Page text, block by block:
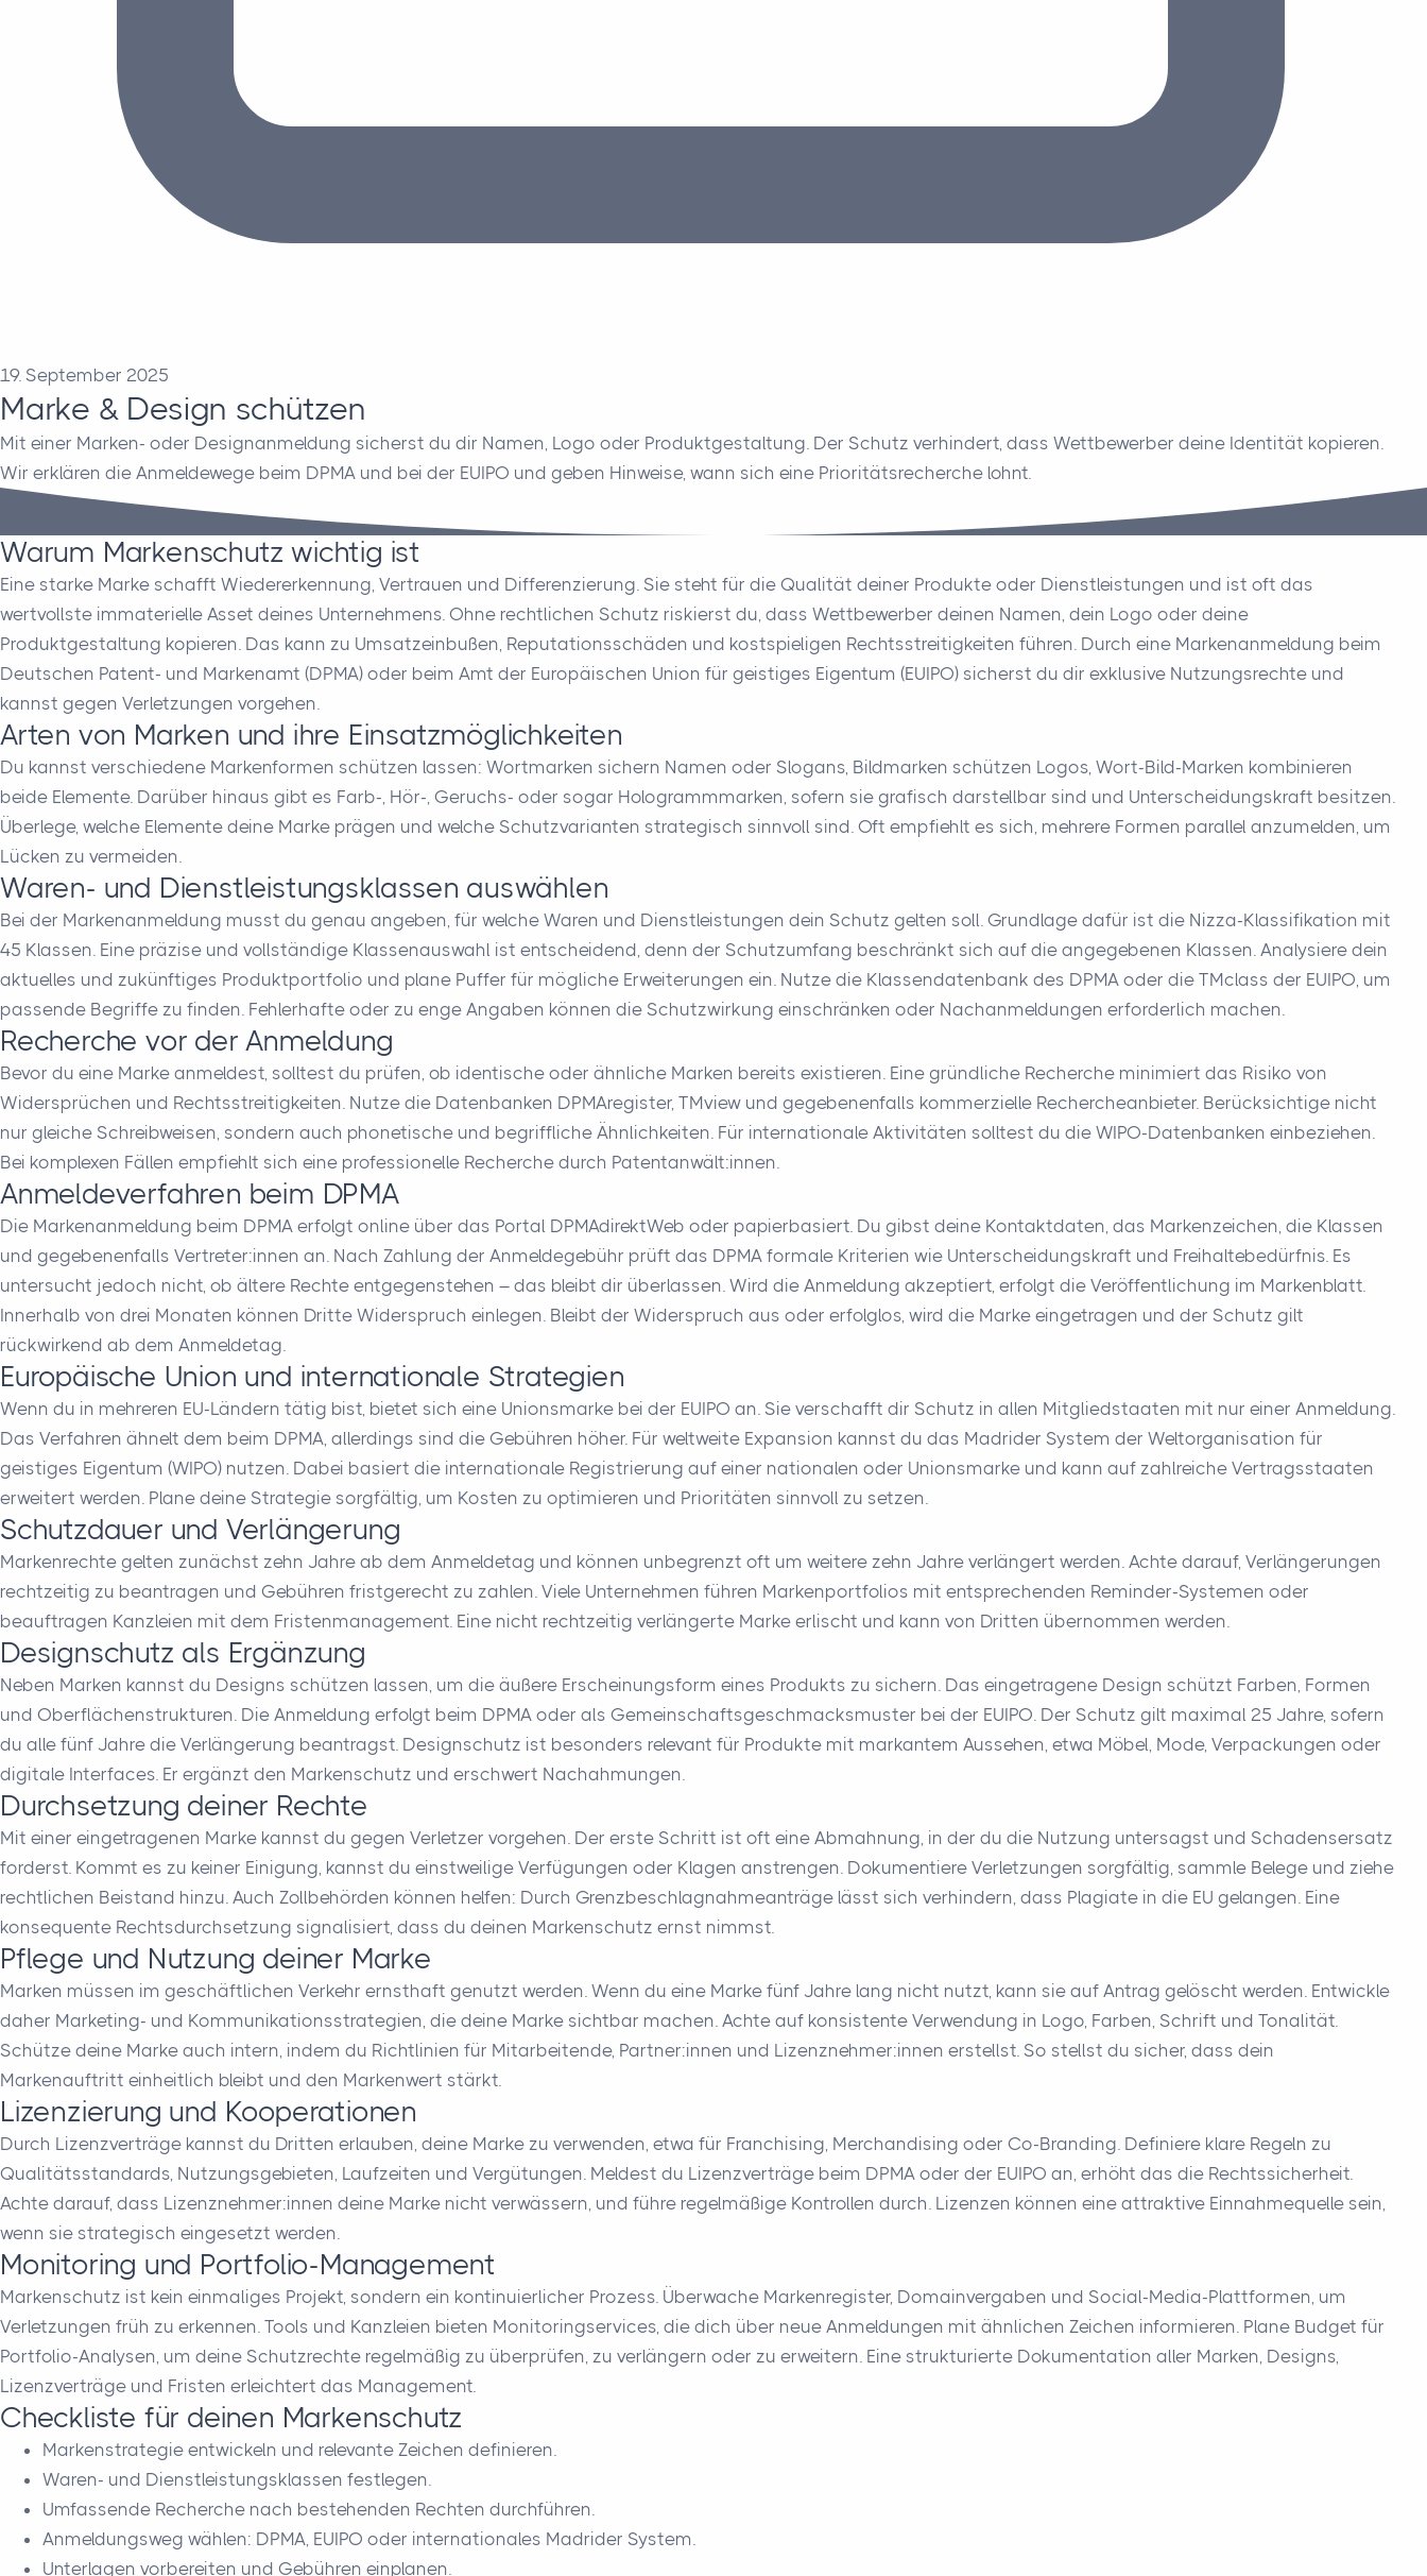
19. September 2025
Marke & Design schützen
Mit einer Marken- oder Designanmeldung sicherst du dir Namen, Logo oder Produktgestaltung. Der Schutz verhindert, dass Wettbewerber deine Identität kopieren.
Wir erklären die Anmeldewege beim DPMA und bei der EUIPO und geben Hinweise, wann sich eine Prioritätsrecherche lohnt.
Warum Markenschutz wichtig ist
Eine starke Marke schafft Wiedererkennung, Vertrauen und Differenzierung. Sie steht für die Qualität deiner Produkte oder Dienstleistungen und ist oft das
wertvollste immaterielle Asset deines Unternehmens. Ohne rechtlichen Schutz riskierst du, dass Wettbewerber deinen Namen, dein Logo oder deine
Produktgestaltung kopieren. Das kann zu Umsatzeinbußen, Reputationsschäden und kostspieligen Rechtsstreitigkeiten führen. Durch eine Markenanmeldung beim
Deutschen Patent- und Markenamt (DPMA) oder beim Amt der Europäischen Union für geistiges Eigentum (EUIPO) sicherst du dir exklusive Nutzungsrechte und
kannst gegen Verletzungen vorgehen.
Arten von Marken und ihre Einsatzmöglichkeiten
Du kannst verschiedene Markenformen schützen lassen: Wortmarken sichern Namen oder Slogans, Bildmarken schützen Logos, Wort-Bild-Marken kombinieren
beide Elemente. Darüber hinaus gibt es Farb-, Hör-, Geruchs- oder sogar Hologrammmarken, sofern sie grafisch darstellbar sind und Unterscheidungskraft besitzen.
Überlege, welche Elemente deine Marke prägen und welche Schutzvarianten strategisch sinnvoll sind. Oft empfiehlt es sich, mehrere Formen parallel anzumelden, um
Lücken zu vermeiden.
Waren- und Dienstleistungsklassen auswählen
Bei der Markenanmeldung musst du genau angeben, für welche Waren und Dienstleistungen dein Schutz gelten soll. Grundlage dafür ist die Nizza-Klassifikation mit
45 Klassen. Eine präzise und vollständige Klassenauswahl ist entscheidend, denn der Schutzumfang beschränkt sich auf die angegebenen Klassen. Analysiere dein
aktuelles und zukünftiges Produktportfolio und plane Puffer für mögliche Erweiterungen ein. Nutze die Klassendatenbank des DPMA oder die TMclass der EUIPO, um
passende Begriffe zu finden. Fehlerhafte oder zu enge Angaben können die Schutzwirkung einschränken oder Nachanmeldungen erforderlich machen.
Recherche vor der Anmeldung
Bevor du eine Marke anmeldest, solltest du prüfen, ob identische oder ähnliche Marken bereits existieren. Eine gründliche Recherche minimiert das Risiko von
Widersprüchen und Rechtsstreitigkeiten. Nutze die Datenbanken DPMAregister, TMview und gegebenenfalls kommerzielle Rechercheanbieter. Berücksichtige nicht
nur gleiche Schreibweisen, sondern auch phonetische und begriffliche Ähnlichkeiten. Für internationale Aktivitäten solltest du die WIPO-Datenbanken einbeziehen.
Bei komplexen Fällen empfiehlt sich eine professionelle Recherche durch Patentanwält:innen.
Anmeldeverfahren beim DPMA
Die Markenanmeldung beim DPMA erfolgt online über das Portal DPMAdirektWeb oder papierbasiert. Du gibst deine Kontaktdaten, das Markenzeichen, die Klassen
und gegebenenfalls Vertreter:innen an. Nach Zahlung der Anmeldegebühr prüft das DPMA formale Kriterien wie Unterscheidungskraft und Freihaltebedürfnis. Es
untersucht jedoch nicht, ob ältere Rechte entgegenstehen – das bleibt dir überlassen. Wird die Anmeldung akzeptiert, erfolgt die Veröffentlichung im Markenblatt.
Innerhalb von drei Monaten können Dritte Widerspruch einlegen. Bleibt der Widerspruch aus oder erfolglos, wird die Marke eingetragen und der Schutz gilt
rückwirkend ab dem Anmeldetag.
Europäische Union und internationale Strategien
Wenn du in mehreren EU-Ländern tätig bist, bietet sich eine Unionsmarke bei der EUIPO an. Sie verschafft dir Schutz in allen Mitgliedstaaten mit nur einer Anmeldung.
Das Verfahren ähnelt dem beim DPMA, allerdings sind die Gebühren höher. Für weltweite Expansion kannst du das Madrider System der Weltorganisation für
geistiges Eigentum (WIPO) nutzen. Dabei basiert die internationale Registrierung auf einer nationalen oder Unionsmarke und kann auf zahlreiche Vertragsstaaten
erweitert werden. Plane deine Strategie sorgfältig, um Kosten zu optimieren und Prioritäten sinnvoll zu setzen.
Schutzdauer und Verlängerung
Markenrechte gelten zunächst zehn Jahre ab dem Anmeldetag und können unbegrenzt oft um weitere zehn Jahre verlängert werden. Achte darauf, Verlängerungen
rechtzeitig zu beantragen und Gebühren fristgerecht zu zahlen. Viele Unternehmen führen Markenportfolios mit entsprechenden Reminder-Systemen oder
beauftragen Kanzleien mit dem Fristenmanagement. Eine nicht rechtzeitig verlängerte Marke erlischt und kann von Dritten übernommen werden.
Designschutz als Ergänzung
Neben Marken kannst du Designs schützen lassen, um die äußere Erscheinungsform eines Produkts zu sichern. Das eingetragene Design schützt Farben, Formen
und Oberflächenstrukturen. Die Anmeldung erfolgt beim DPMA oder als Gemeinschaftsgeschmacksmuster bei der EUIPO. Der Schutz gilt maximal 25 Jahre, sofern
du alle fünf Jahre die Verlängerung beantragst. Designschutz ist besonders relevant für Produkte mit markantem Aussehen, etwa Möbel, Mode, Verpackungen oder
digitale Interfaces. Er ergänzt den Markenschutz und erschwert Nachahmungen.
Durchsetzung deiner Rechte
Mit einer eingetragenen Marke kannst du gegen Verletzer vorgehen. Der erste Schritt ist oft eine Abmahnung, in der du die Nutzung untersagst und Schadensersatz
forderst. Kommt es zu keiner Einigung, kannst du einstweilige Verfügungen oder Klagen anstrengen. Dokumentiere Verletzungen sorgfältig, sammle Belege und ziehe
rechtlichen Beistand hinzu. Auch Zollbehörden können helfen: Durch Grenzbeschlagnahmeanträge lässt sich verhindern, dass Plagiate in die EU gelangen. Eine
konsequente Rechtsdurchsetzung signalisiert, dass du deinen Markenschutz ernst nimmst.
Pflege und Nutzung deiner Marke
Marken müssen im geschäftlichen Verkehr ernsthaft genutzt werden. Wenn du eine Marke fünf Jahre lang nicht nutzt, kann sie auf Antrag gelöscht werden. Entwickle
daher Marketing- und Kommunikationsstrategien, die deine Marke sichtbar machen. Achte auf konsistente Verwendung in Logo, Farben, Schrift und Tonalität.
Schütze deine Marke auch intern, indem du Richtlinien für Mitarbeitende, Partner:innen und Lizenznehmer:innen erstellst. So stellst du sicher, dass dein
Markenauftritt einheitlich bleibt und den Markenwert stärkt.
Lizenzierung und Kooperationen
Durch Lizenzverträge kannst du Dritten erlauben, deine Marke zu verwenden, etwa für Franchising, Merchandising oder Co-Branding. Definiere klare Regeln zu
Qualitätsstandards, Nutzungsgebieten, Laufzeiten und Vergütungen. Meldest du Lizenzverträge beim DPMA oder der EUIPO an, erhöht das die Rechtssicherheit.
Achte darauf, dass Lizenznehmer:innen deine Marke nicht verwässern, und führe regelmäßige Kontrollen durch. Lizenzen können eine attraktive Einnahmequelle sein,
wenn sie strategisch eingesetzt werden.
Monitoring und Portfolio-Management
Markenschutz ist kein einmaliges Projekt, sondern ein kontinuierlicher Prozess. Überwache Markenregister, Domainvergaben und Social-Media-Plattformen, um
Verletzungen früh zu erkennen. Tools und Kanzleien bieten Monitoringservices, die dich über neue Anmeldungen mit ähnlichen Zeichen informieren. Plane Budget für
Portfolio-Analysen, um deine Schutzrechte regelmäßig zu überprüfen, zu verlängern oder zu erweitern. Eine strukturierte Dokumentation aller Marken, Designs,
Lizenzverträge und Fristen erleichtert das Management.
Checkliste für deinen Markenschutz
Markenstrategie entwickeln und relevante Zeichen definieren.
Waren- und Dienstleistungsklassen festlegen.
Umfassende Recherche nach bestehenden Rechten durchführen.
Anmeldungsweg wählen: DPMA, EUIPO oder internationales Madrider System.
Unterlagen vorbereiten und Gebühren einplanen.